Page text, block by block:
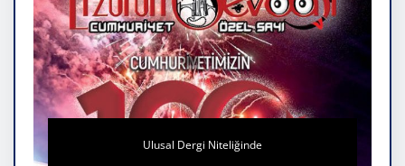
Ulusal Dergi Niteliğinde